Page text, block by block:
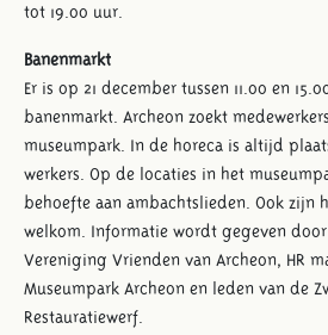
tot 19.00 uur.
Banenmarkt
Er is op 21 december tussen 11.00 en
banenmarkt. Archeon zoekt
museumpark. In de horeca is altijd
werkers. Op de locaties in het
behoefte aan ambachtslieden. Ook zijn
welkom. Informatie wordt gegeven
Vereniging Vrienden van Archeon, HR
Museumpark Archeon en leden van de
Restauratiewerf.